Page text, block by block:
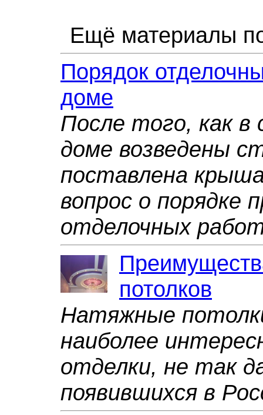
Ещё материалы
Порядок
доме
После того, как
доме возведены
поставлена
вопрос о порядке
отделочных
потолков
Натяжные
наиболее
отделки, не так
появившихся в